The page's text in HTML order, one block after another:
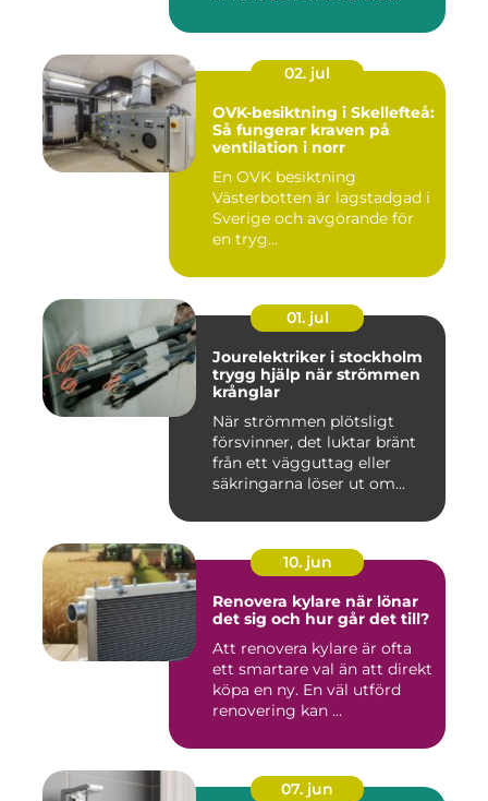
02. jul
OVK-besiktning i Skellefteå:
Så fungerar kraven på
ventilation i norr
En OVK besiktning
Västerbotten är lagstadgad i
Sverige och avgörande för
en tryg...
01. jul
Jourelektriker i stockholm
trygg hjälp när strömmen
krånglar
När strömmen plötsligt
försvinner, det luktar bränt
från ett vägguttag eller
säkringarna löser ut om...
10. jun
Renovera kylare när lönar
det sig och hur går det till?
Att renovera kylare är ofta
ett smartare val än att direkt
köpa en ny. En väl utförd
renovering kan ...
07. jun